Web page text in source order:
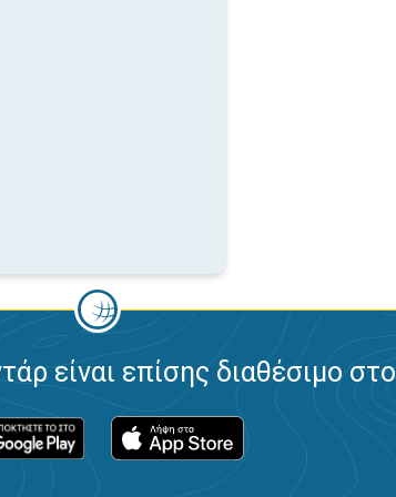
είναι επίσης διαθέσιμο στο